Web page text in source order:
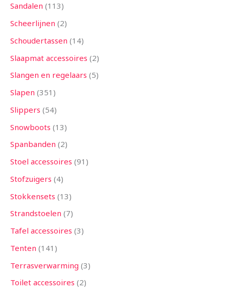
Sandalen 113
Scheerlijnen 2
Schoudertassen 14
Slaapmat accessoires 2
Slangen en regelaars 5
Slapen 351
Slippers 54
Snowboots 13
Spanbanden 2
Stoel accessoires 91
Stofzuigers 4
Stokkensets 13
Strandstoelen 7
Tafel accessoires 3
Tenten 141
Terrasverwarming 3
Toilet accessoires 2